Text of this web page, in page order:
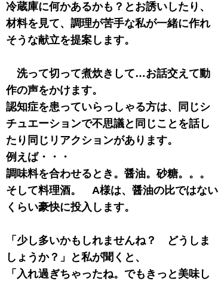
冷蔵庫に何かあるかも？とお誘いしたり、
材料を見て、調理が苦手な私が一緒に作れ
そうな献立を提案します。
洗って切って煮炊きして…お話交えて動
作の声をかけます。
認知症を患っていらっしゃる方は、同じシ
チュエーションで不思議と同じことを話し
たり同じリアクションがあります。
例えば・・・
調味料を合わせるとき。醤油。砂糖。。。
そして料理酒。 A様は、醤油の比ではない
くらい豪快に投入します。
「少し多いかもしれませんね？ どうしま
しょうか？」と私が聞くと、
「入れ過ぎちゃったね。でもきっと美味し